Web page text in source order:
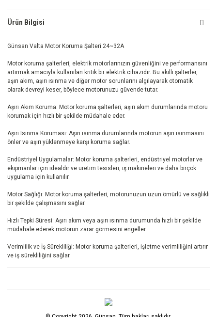
Ürün Bilgisi
Günsan Valta Motor Koruma Şalteri 24~32A
Motor koruma şalterleri, elektrik motorlarınızın güvenliğini ve performansını
artırmak amacıyla kullanılan kritik bir elektrik cihazıdır. Bu akıllı şalterler,
aşırı akım, aşırı ısınma ve diğer motor sorunlarını algılayarak otomatik
olarak devreyi keser, böylece motorunuzu güvende tutar.
Aşırı Akım Koruma: Motor koruma şalterleri, aşırı akım durumlarında motoru
korumak için hızlı bir şekilde müdahale eder.
Aşırı Isınma Koruması: Aşırı ısınma durumlarında motorun aşırı ısınmasını
önler ve aşırı yüklenmeye karşı koruma sağlar.
Endüstriyel Uygulamalar: Motor koruma şalterleri, endüstriyel motorlar ve
ekipmanlar için idealdir ve üretim tesisleri, iş makineleri ve daha birçok
uygulama için kullanılır.
Motor Sağlığı: Motor koruma şalterleri, motorunuzun uzun ömürlü ve sağlıklı
bir şekilde çalışmasını sağlar.
Hızlı Tepki Süresi: Aşırı akım veya aşırı ısınma durumunda hızlı bir şekilde
müdahale ederek motorun zarar görmesini engeller.
Verimlilik ve İş Sürekliliği: Motor koruma şalterleri, işletme verimliliğini artırır
ve iş sürekliliğini sağlar.